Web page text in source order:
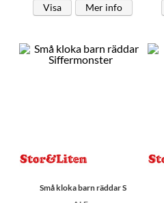
Visa Mer info
Små kloka barn räddar S